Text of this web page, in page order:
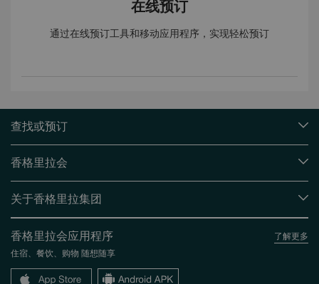
在线预订
通过在线预订工具和移动应用程序，实现轻松预订
查找或预订
查找预订
餐厅与酒吧
香格里拉会
加入香格里拉会
常见问题
联络我们
关于香格里拉集团
我们的酒店品牌
香格里拉中心
香格里拉公寓
职业发展
企业社会责任
新闻稿
香格里拉会应用程序
了解更多
住宿、餐饮、购物 随想随享